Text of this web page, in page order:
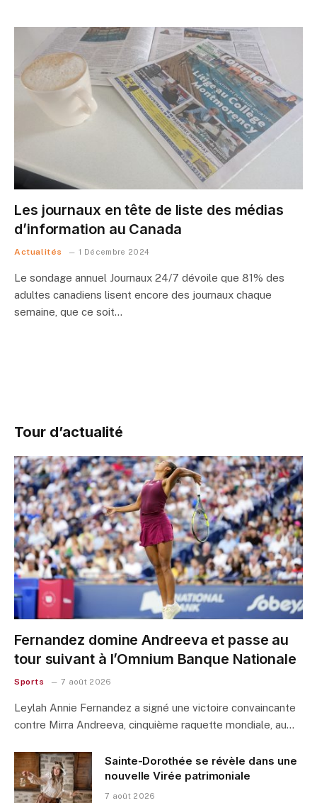
Les journaux en tête de liste des médias
d’information au Canada
Actualités 1 Décembre 2024
Le sondage annuel Journaux 24/7 dévoile que 81% des
adultes canadiens lisent encore des journaux chaque
semaine, que ce soit…
Tour d’actualité
Fernandez domine Andreeva et passe au
tour suivant à l’Omnium Banque Nationale
Sports 7 août 2026
Leylah Annie Fernandez a signé une victoire convaincante
contre Mirra Andreeva, cinquième raquette mondiale, au…
Sainte-Dorothée se révèle dans une
nouvelle Virée patrimoniale
7 août 2026